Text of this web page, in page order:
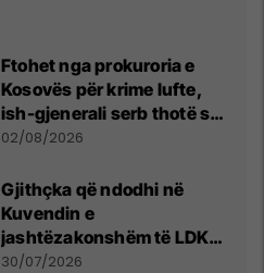
Ftohet nga prokuroria e
Kosovës për krime lufte,
ish-gjenerali serb thotë se
dikush e tradhtoi në
02/08/2026
Gjithçka që ndodhi në
Kuvendin e
jashtëzakonshëm të LDK-
së
30/07/2026